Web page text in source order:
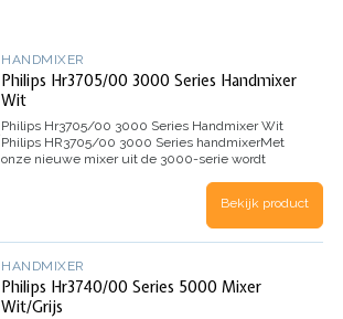
HANDMIXER
Philips Hr3705/00 3000 Series Handmixer
Wit
Philips Hr3705/00 3000 Series Handmixer Wit
Philips HR3705/00 3000 Series handmixerMet
onze nieuwe mixer uit de 3000-serie wordt
heerlijke resultaten kunt genieten. Maak 20%
Bekijk product
HANDMIXER
Philips Hr3740/00 Series 5000 Mixer
Wit/Grijs